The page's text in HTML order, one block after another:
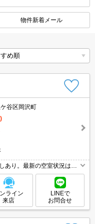
社から物件新着メール
谷区岡沢町
あり。最新の空室状況はお
応可。引越指定業者あり。
ト還元あり）。
ライン
来店
LINEで
お問合せ